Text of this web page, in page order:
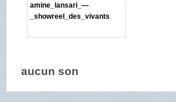
amine_lansari_—
_showreel_des_vivants
aucun son